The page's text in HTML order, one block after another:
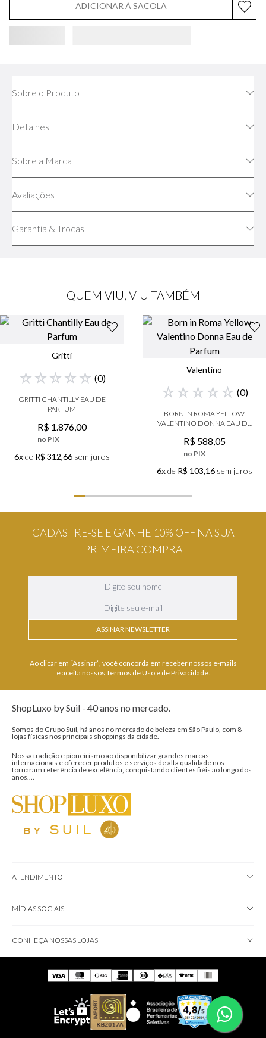
ADICIONAR À SACOLA
Sobre o Produto
Detalhes
Sobre a Marca
Avaliações
Garantia & Trocas
QUEM VIU, VIU TAMBÉM
Gritti
☆ ☆ ☆ ☆ ☆ (0)
GRITTI CHANTILLY EAU DE
PARFUM
R$ 1.876,00
no PIX
6xde R$ 312,66sem juros
Valentino
☆ ☆ ☆ ☆ ☆ (0)
BORN IN ROMA YELLOW
VALENTINO DONNA EAU DE
R$ 588,05
no PIX
6xde R$ 103,16sem juros
CADASTRE-SE E GANHE 10% OFF NA SUA
PRIMEIRA COMPRA
ASSINAR NEWSLETTER
Ao clicar em “Assinar”, você concorda em receber nossos e-mails
e aceita nossos Termos de Uso e de Privacidade.
ShopLuxo by Suil - 40 anos no mercado.
Somos do Grupo Suil, há anos no mercado de beleza em São Paulo, com 8
lojas físicas nos principais shoppings da cidade.
Nossa tradição e pioneirismo ao disponibilizar grandes marcas
internacionais e oferecer produtos e serviços de alta qualidade nos
tornaram referência de excelência, conquistando clientes fiéis ao longo dos
anos....
ATENDIMENTO
MÍDIAS SOCIAIS
CONHEÇA NOSSAS LOJAS